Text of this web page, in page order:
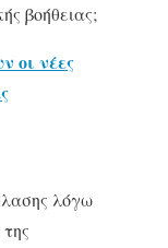
βοήθειας;
οι νέες
λόγω